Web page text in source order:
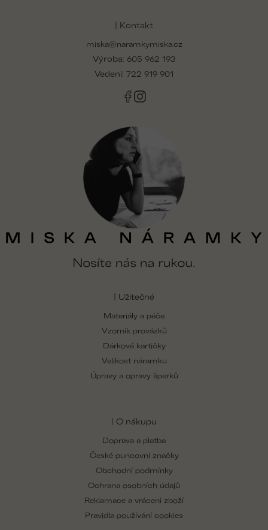
| Kontakt
miska@naramkymiska.cz
Výroba: 605 962 193
Vedení: 722 919 901
| Užitečné
Materiály a péče
Vzorník provázků
Dárkové kartičky
Velikost náramku
Úpravy a opravy šperků
| O nákupu
Doprava a platba
České puncovní značky
Obchodní podmínky
Ochrana osobních údajů
Reklamace a vrácení zboží
Pravidla používání cookies